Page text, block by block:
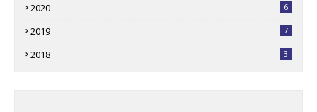
2020 6
2019 7
2018 3